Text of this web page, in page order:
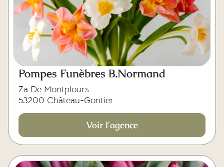
Pompes Funèbres B.Normand
Za De Montplours
53200 Château-Gontier
Voir l'agence